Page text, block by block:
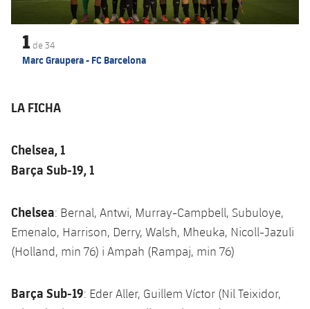
1 de34
Marc Graupera - FC Barcelona
LA FICHA
Chelsea, 1
Barça Sub-19, 1
Chelsea: Bernal, Antwi, Murray-Campbell, Subuloye,
Emenalo, Harrison, Derry, Walsh, Mheuka, Nicoll-Jazuli
(Holland, min 76) i Ampah (Rampaj, min 76)
Barça Sub-19: Eder Aller, Guillem Víctor (Nil Teixidor,